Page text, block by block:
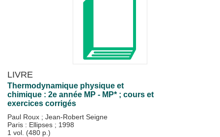
LIVRE
Thermodynamique physique et
chimique : 2e année MP - MP* ; cours et
exercices corrigés
Paul Roux ; Jean-Robert Seigne
Paris : Ellipses ; 1998
1 vol. (480 p.)